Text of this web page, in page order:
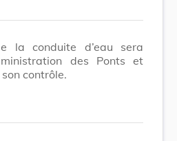
la conduite d’eau sera
des Ponts et
contrôle.